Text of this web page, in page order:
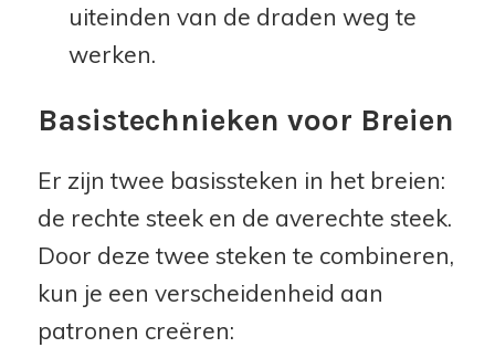
uiteinden van de draden weg te
werken.
Basistechnieken voor Breien
Er zijn twee basissteken in het breien:
de rechte steek en de averechte steek.
Door deze twee steken te combineren,
kun je een verscheidenheid aan
patronen creëren: